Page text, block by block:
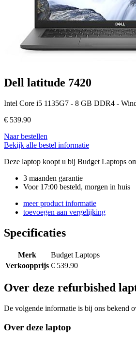
Dell latitude 7420
Intel Core i5 1135G7 - 8 GB DDR4 -
€ 539.90
Naar bestellen
Bekijk alle bestel informatie
Deze laptop koopt u bij Budget Laptops
3 maanden garantie
Voor 17:00 besteld, morgen in huis
meer product informatie
toevoegen aan vergelijking
Specificaties
Merk
Budget Laptops
Verkoopprijs € 539.90
Over deze refurbished
De volgende informatie is bij ons bekend
Over deze laptop